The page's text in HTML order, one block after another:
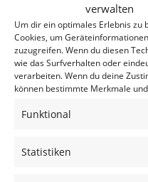
verwalten
Um dir ein optimales Erlebnis zu
Cookies, um
zuzugreifen. Wenn du diesen
wie das Surfverhalten oder
verarbeiten. Wenn du deine
können bestimmte Merkmale
Funktional
Statistiken